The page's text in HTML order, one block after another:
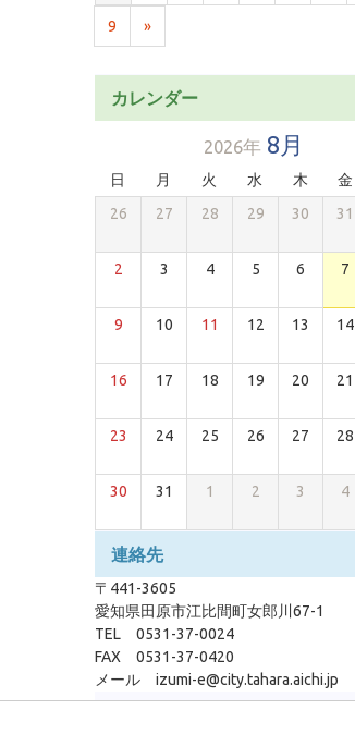
9 »
カレンダー
2026年 8月
日 月 火 水 木 金
26
27 28 29 30 31
2 3 4 5 6 7
9 10 11 12 13 14
16 17 18 19 20 21
23 24 25 26 27 28
30 31 1 2 3 4
連絡先
〒441-3605
愛知県田原市江比間町女郎川67-1
TEL 0531-37-0024
FAX 0531-37-0420
メール izumi-e@city.tahara.aichi.jp